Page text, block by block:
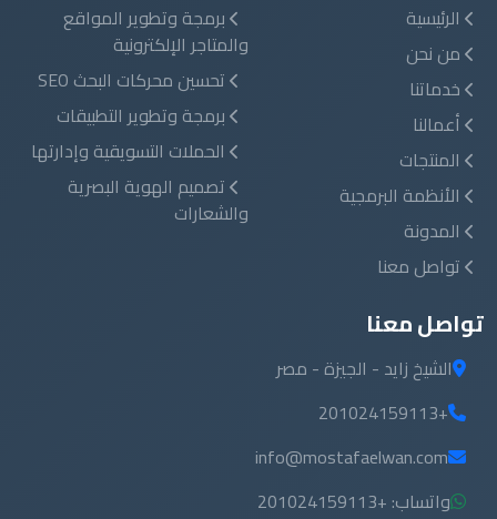
الرئيسية
من نحن
خدماتنا
أعمالنا
المنتجات
الأنظمة البرمجية
المدونة
تواصل معنا
برمجة وتطوير المواقع
والمتاجر الإلكترونية
تحسين محركات البحث SEO
برمجة وتطوير التطبيقات
الحملات التسويقية وإدارتها
تصميم الهوية البصرية
والشعارات
تواصل معنا
الشيخ زايد - الجيزة - مصر
+201024159113
info@mostafaelwan.com
واتساب: +201024159113